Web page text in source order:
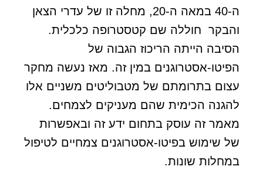
ה-40 במאה ה-20, מחלה זו של עדרי הצאן
והבקר חוללה שם קטסטרופה כלכלית.
הסיבה הייתה הריכוז הגבוה של
הפיטו-אסטרוגנים במין זה. מאז נעשה מחקר
עצום בתרומתם של מטבוליטים משניים אלו
להגנה הכימית שהם מעניקים לצמחים.
מאמר זה עוסק בתחום ידע זה ובאפשרות
של שימוש בפיטו-אסטרוגנים צמחיים לטיפול
במחלות שונות.